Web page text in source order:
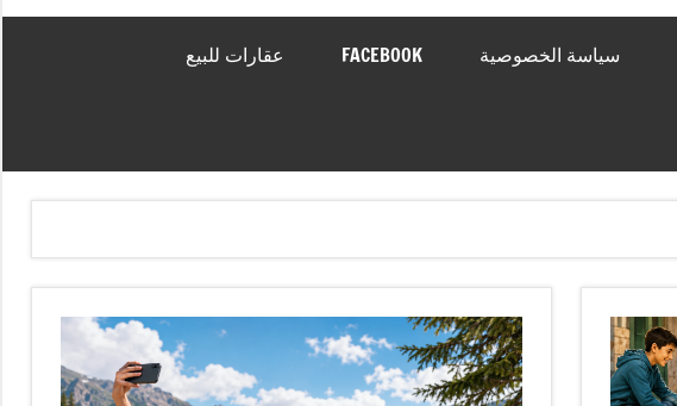
سياسة الخصوصية FACEBOOK عقارات للبيع